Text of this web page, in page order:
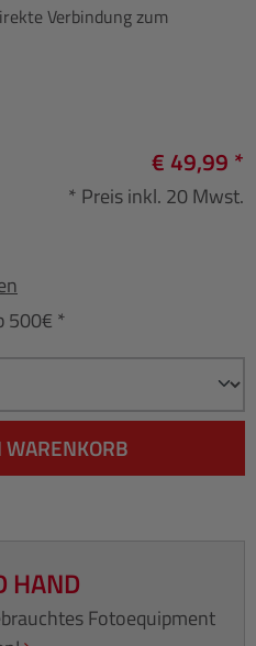
Verbindung zum
€ 49,99 *
* Preis inkl. 20 Mwst.
500€ *
WARENKORB
HAND
Fotoequipment